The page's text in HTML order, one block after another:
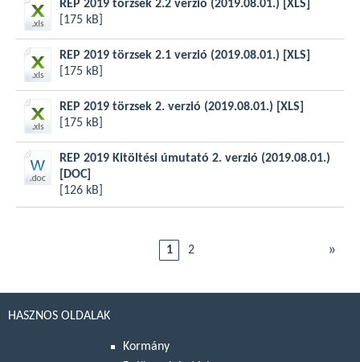
REP 2019 törzsek 2.2 verzió (2019.08.01.)
[XLS]
[175 kB]
REP 2019 törzsek 2.1 verzió (2019.08.01.)
[XLS]
[175 kB]
REP 2019 törzsek 2. verzió (2019.08.01.)
[XLS]
[175 kB]
REP 2019 Kitöltési úmutató 2. verzió (2019.08.01.)
[DOC]
[126 kB]
1 2 »
HASZNOS OLDALAK
Kormány